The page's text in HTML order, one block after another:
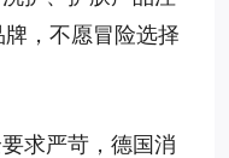
，不愿冒险选择
求严苛，德国消